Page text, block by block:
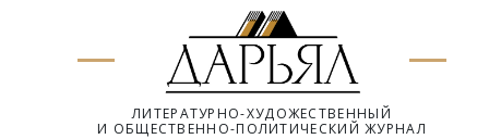
ЛИТЕРАТУРНО-ХУДОЖЕСТВЕННЫЙ
И ОБЩЕСТВЕННО-ПОЛИТИЧЕСКИЙ ЖУРНАЛ